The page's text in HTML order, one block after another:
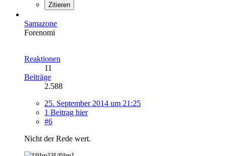
Zitieren
Samazone
Forenomi
Reaktionen
11
Beiträge
2.588
25. September 2014 um 21:25
1 Beitrag hier
#6
Nicht der Rede wert.